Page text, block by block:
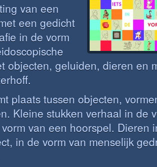
van een
een gedicht
in de vorm
objecten, geluiden, dieren en
plaats tussen objecten,
Kleine stukken verhaal in de
van een hoorspel. Dieren
in de vorm van menselijk